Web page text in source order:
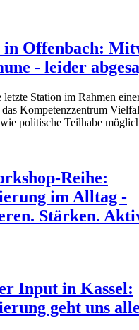
in Offenbach:
- leider
Station im Rahmen
Kompetenzzentrum
politische Teilhabe
Reihe:
im Alltag -
Stärken.
Input in Kassel:
geht uns